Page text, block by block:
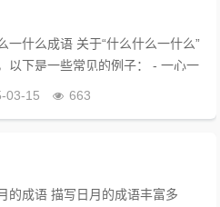
一什么成语 关于“什么什么一什么”
以下是一些常见的例子： - 一心一
03-15 663
的成语 描写日月的成语丰富多